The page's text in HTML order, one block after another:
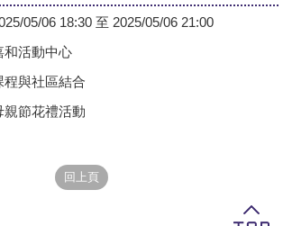
05/06 18:30 至 2025/05/06 21:00
和活動中心
程與社區結合
親節花禮活動